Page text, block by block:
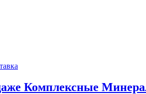
Комплексные